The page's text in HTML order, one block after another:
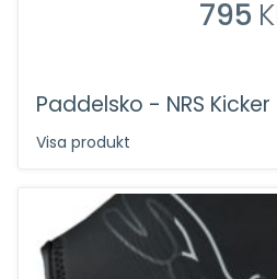
795
Paddelsko - NRS Kicker
Visa produkt